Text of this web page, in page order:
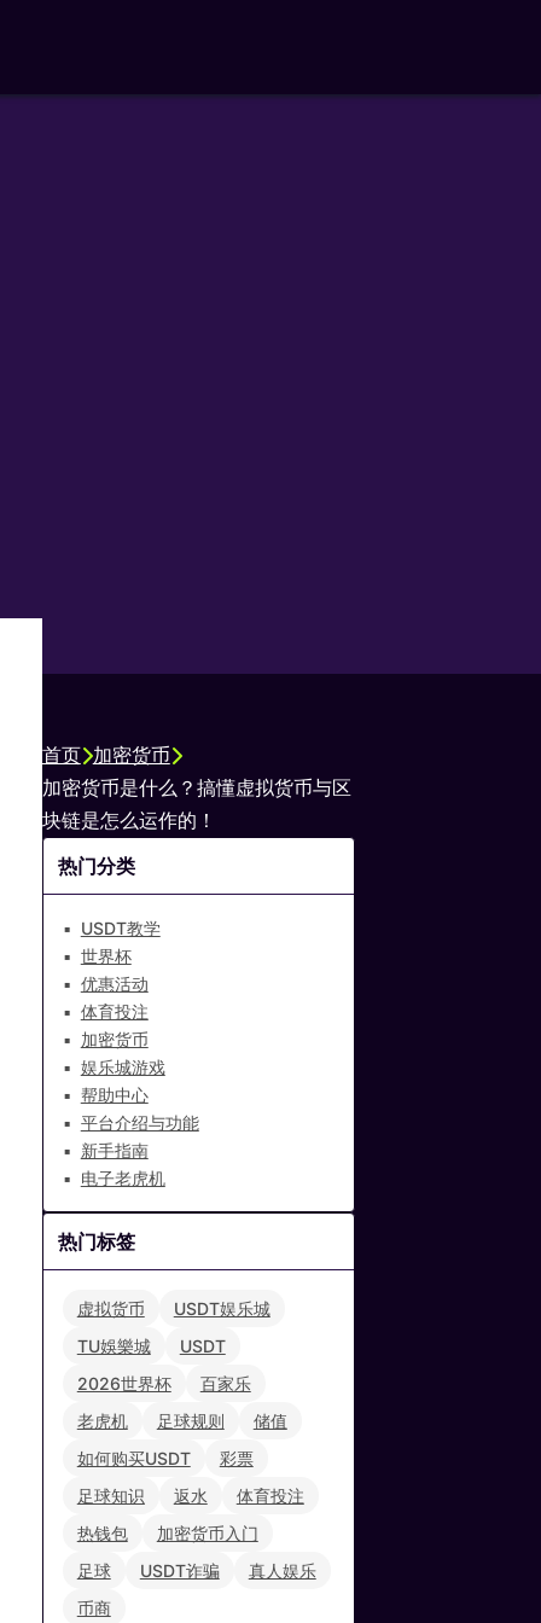
首页 加密货币
加密货币是什么？搞懂虚拟货币与区
块链是怎么运作的！
热门分类
USDT教学
世界杯
优惠活动
体育投注
加密货币
娱乐城游戏
帮助中心
平台介绍与功能
新手指南
电子老虎机
热门标签
虚拟货币
USDT娱乐城
TU娛樂城
USDT
2026世界杯
百家乐
老虎机
足球规则
储值
如何购买USDT
彩票
足球知识
返水
体育投注
热钱包
加密货币入门
足球
USDT诈骗
真人娱乐
币商